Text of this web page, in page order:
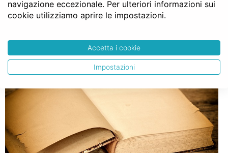
l’ipoteca sorge, e l’iscrizione, che appunto
determina la nascita e l’efficacia della
garanzia (si parla in questi casi di pubblicità
costitutiva).
navigazione eccezionale. Per ulteriori informazioni sui
cookie utilizziamo aprire le impostazioni.
Accetta i cookie
Impostazioni